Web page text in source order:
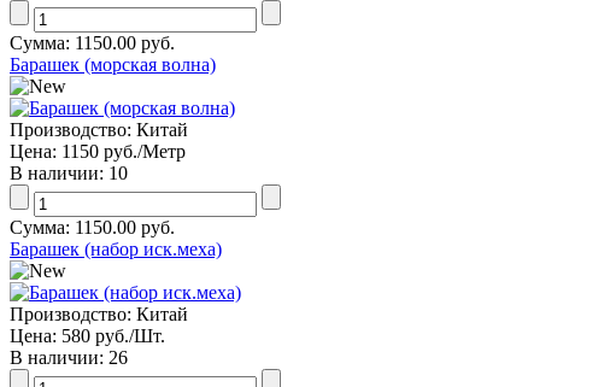
Сумма: 1150.00 руб.
Барашек (морская волна)
Производство: Китай
Цена: 1150 руб./Метр
В наличии: 10
Сумма: 1150.00 руб.
Барашек (набор иск.меха)
Производство: Китай
Цена: 580 руб./Шт.
В наличии: 26